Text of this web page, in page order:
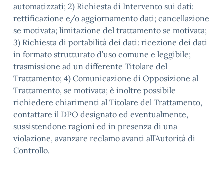
automatizzati; 2) Richiesta di Intervento sui dati:
rettificazione e/o aggiornamento dati; cancellazione
se motivata; limitazione del trattamento se motivata;
3) Richiesta di portabilità dei dati: ricezione dei dati
in formato strutturato d’uso comune e leggibile;
trasmissione ad un differente Titolare del
Trattamento; 4) Comunicazione di Opposizione al
Trattamento, se motivata; è inoltre possibile
richiedere chiarimenti al Titolare del Trattamento,
contattare il DPO designato ed eventualmente,
sussistendone ragioni ed in presenza di una
violazione, avanzare reclamo avanti all’Autorità di
Controllo.